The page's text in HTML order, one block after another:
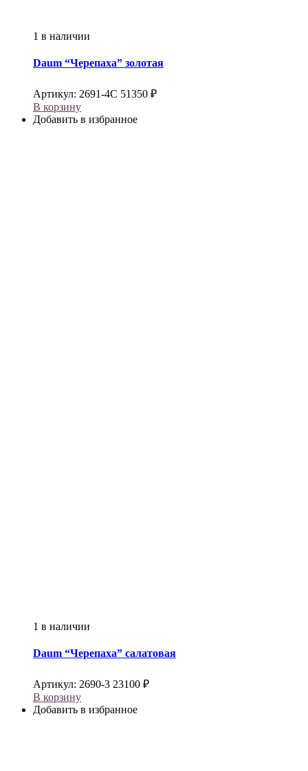
1 в наличии
Daum “Черепаха” золотая
Артикул: 2691-4С 51350 ₽
В корзину
Добавить в избранное
1 в наличии
Daum “Черепаха” салатовая
Артикул: 2690-3 23100 ₽
В корзину
Добавить в избранное